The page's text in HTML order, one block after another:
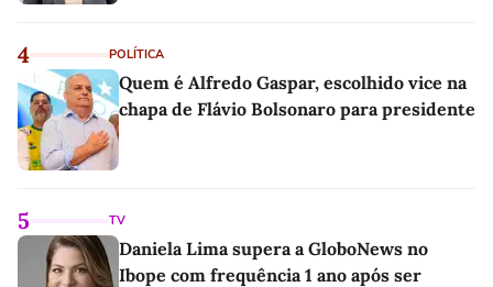
4 POLÍTICA
Quem é Alfredo Gaspar, escolhido vice na
chapa de Flávio Bolsonaro para presidente
5 TV
Daniela Lima supera a GloboNews no
Ibope com frequência 1 ano após ser